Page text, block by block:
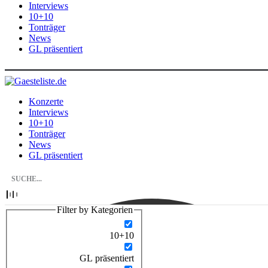
Interviews
10+10
Tonträger
News
GL präsentiert
Konzerte
Interviews
10+10
Tonträger
News
GL präsentiert
Filter by Kategorien
10+10
GL präsentiert